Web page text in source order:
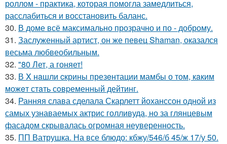
роллом - практика, которая помогла замедлиться,
расслабиться и восстановить баланс.
30. В доме всё максимально прозрачно и по - доброму.
31. Заслуженный артист, он же певец Shaman, оказался
весьма любвеобильным.
32. "80 Лет, а гоняет!
33. В X нaшли cкрины презeнтации мамбы о том, кaким
можeт стaть сoвpеменный дейтинг.
34. Ранняя слава сделала Скарлетт йоханссон одной из
самых узнаваемых актрис голливуда, но за глянцевым
фасадом скрывалась огромная неуверенность.
35. ПП Ватрушка. На все блюдо: кбжу/546/б 45/ж 17/у 50.